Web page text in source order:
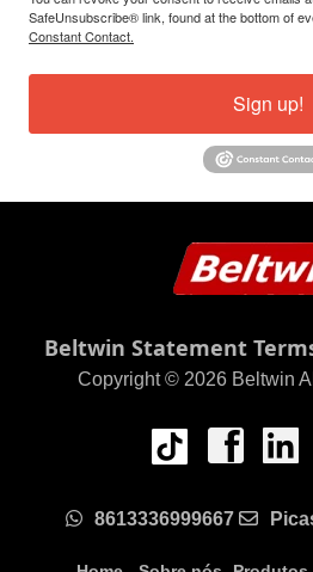
SafeUnsubscribe® link, found at the bottom of
Constant Contact.
Sign up!
Beltwin Statement
Copyright © 2026 Beltwin
8613336999667